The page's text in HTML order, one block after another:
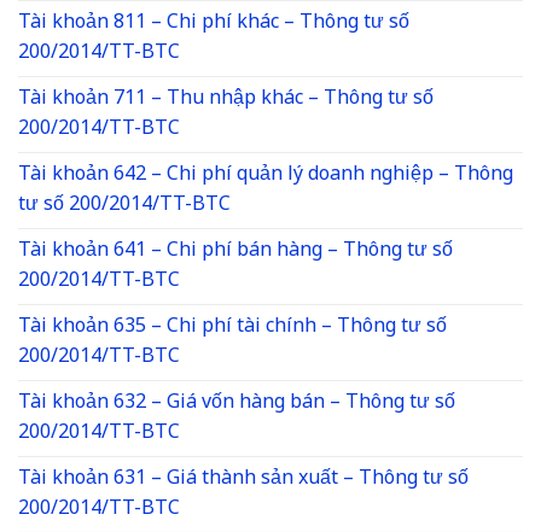
Tài khoản 811 – Chi phí khác – Thông tư số
200/2014/TT-BTC
Tài khoản 711 – Thu nhập khác – Thông tư số
200/2014/TT-BTC
Tài khoản 642 – Chi phí quản lý doanh nghiệp – Thông
tư số 200/2014/TT-BTC
Tài khoản 641 – Chi phí bán hàng – Thông tư số
200/2014/TT-BTC
Tài khoản 635 – Chi phí tài chính – Thông tư số
200/2014/TT-BTC
Tài khoản 632 – Giá vốn hàng bán – Thông tư số
200/2014/TT-BTC
Tài khoản 631 – Giá thành sản xuất – Thông tư số
200/2014/TT-BTC